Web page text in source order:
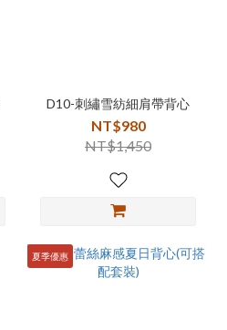
D10-刺繡雪紡細肩帶背心
NT$980
NT$1,450
夏季優惠